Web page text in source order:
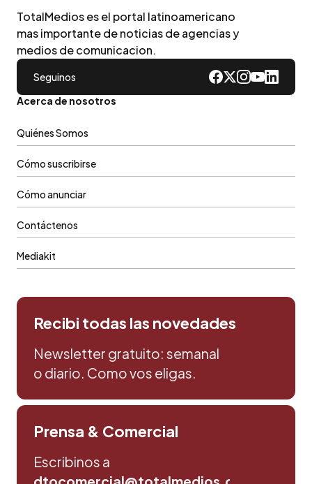
TotalMedios es el portal latinoamericano
mas importante de noticias de agencias y
medios de comunicacion.
Seguinos
Acerca de nosotros
Quiénes Somos
Cómo suscribirse
Cómo anunciar
Contáctenos
Mediakit
Recibi todas las novedades
Newsletter gratuito: semanal
o diario. Como vos eligas.
Prensa & Comercial
Escribinos a